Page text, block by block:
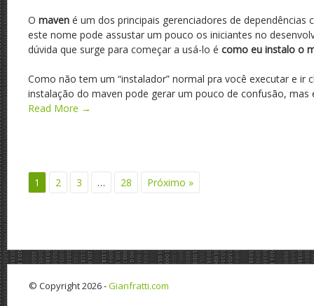
O maven é um dos principais gerenciadores de dependências
este nome pode assustar um pouco os iniciantes no
dúvida que surge para começar a usá-lo é como eu instalo o
Como não tem um “instalador” normal pra você executar e ir
instalação do maven pode gerar um pouco de confusão, mas
Read More →
1 2 3 … 28 Próximo »
© Copyright 2026 -Gianfratti.com